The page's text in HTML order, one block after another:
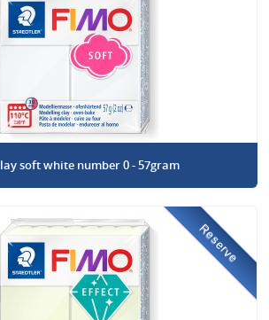
soft white number 0 - 57gram
Reserve